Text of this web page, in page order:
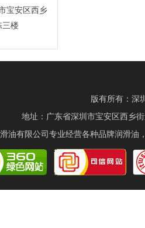
宝安区西乡
三楼
版有所有：
地址：广东省深圳市宝安区西乡
油有限公司专业经营各种品牌润滑